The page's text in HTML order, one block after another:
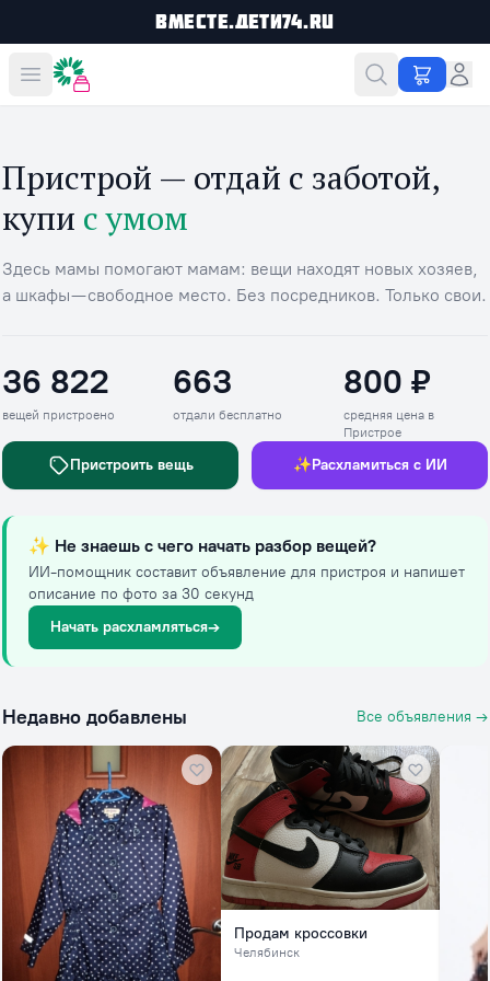
Вместе.Дети74.ru
Вместе дешевле
Пристрой — отдай с заботой,
купи с умом
Здесь мамы помогают мамам: вещи находят новых хозяев,
а шкафы — свободное место. Без посредников. Только свои.
Вещей пристроено
36 822
вещей пристроено
Отдали бесплатно
663
отдали бесплатно
Средняя цена в
800 ₽
средняя цена в
Пристрое
Пристроить вещь ✨Расхламиться с ИИ
✨ Не знаешь с чего начать разбор вещей?
ИИ-помощник составит объявление для пристроя и напишет
описание по фото за 30 секунд
Начать расхламляться→
Недавно добавлены Все объявления →
Продам кроссовки
Челябинск